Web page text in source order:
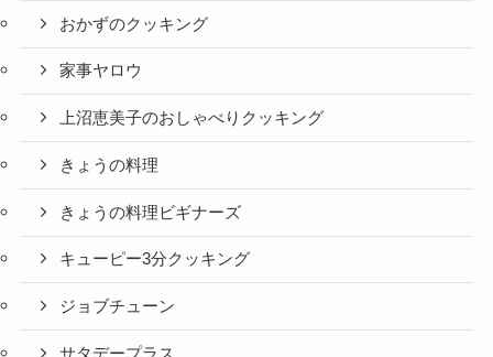
おかずのクッキング
家事ヤロウ
上沼恵美子のおしゃべりクッキング
きょうの料理
きょうの料理ビギナーズ
キューピー3分クッキング
ジョブチューン